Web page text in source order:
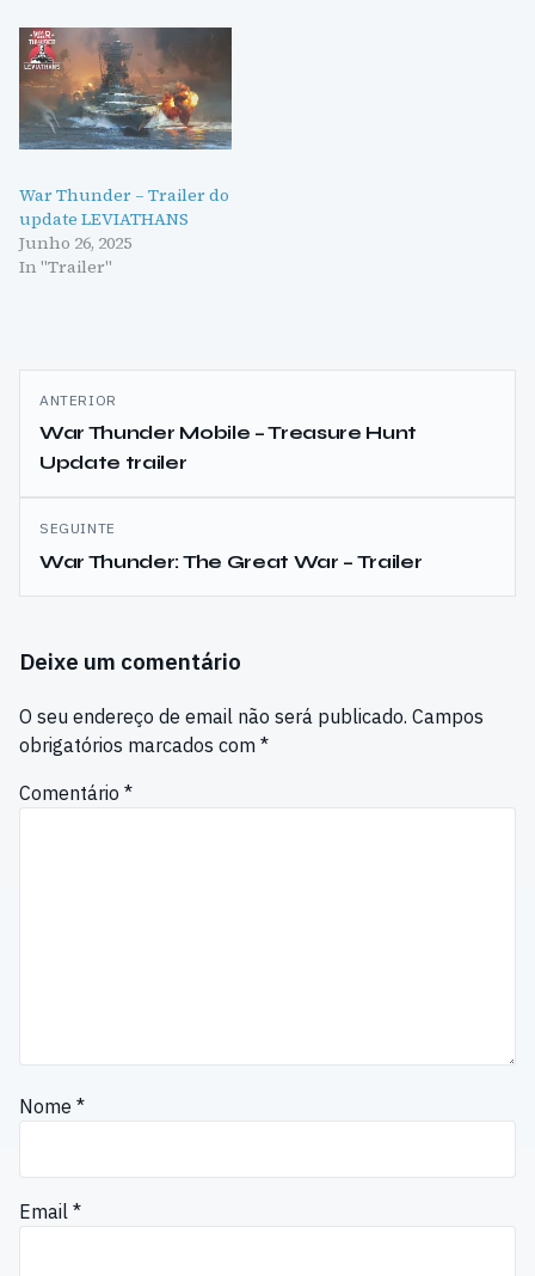
War Thunder – Trailer do
update LEVIATHANS
Junho 26, 2025
In "Trailer"
Navegação
de
artigos
ANTERIOR
War Thunder Mobile – Treasure Hunt
Update trailer
SEGUINTE
War Thunder: The Great War – Trailer
Deixe um comentário
O seu endereço de email não será publicado. Campos
obrigatórios marcados com *
Comentário *
Nome *
Email *